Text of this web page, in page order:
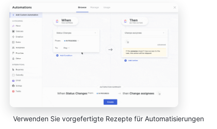
Verwenden Sie vorgefertigte Rezepte für Automatisierungen